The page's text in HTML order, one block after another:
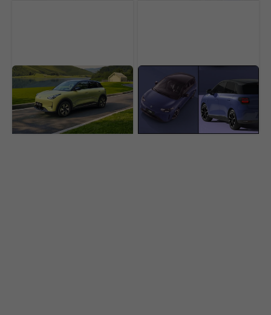
Bude ťažké mu odolať.
Najpredávanejšie auto
Číny prichádza do
Európy za cenu pod 20-
tisíc eur
BYD Dolphin dostane
ťažkého súpera. Tento
elektromobil má dojazd
510 km a výbavu z
drahších áut